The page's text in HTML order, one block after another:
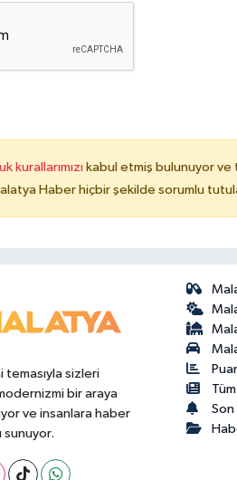
kurallarımızı kabul etmiş bulunuyor ve
Haber hiçbir şekilde sorumlu
sizleri
bir araya
ve insanlara haber
sunuyor.